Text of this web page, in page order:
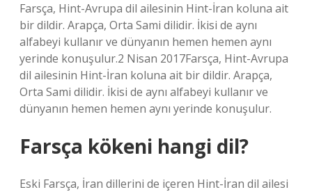
Farsça, Hint-Avrupa dil ailesinin Hint-İran koluna ait
bir dildir. Arapça, Orta Sami dilidir. İkisi de aynı
alfabeyi kullanır ve dünyanın hemen hemen aynı
yerinde konuşulur.2 Nisan 2017Farsça, Hint-Avrupa
dil ailesinin Hint-İran koluna ait bir dildir. Arapça,
Orta Sami dilidir. İkisi de aynı alfabeyi kullanır ve
dünyanın hemen hemen aynı yerinde konuşulur.
Farsça kökeni hangi dil?
Eski Farsça, İran dillerini de içeren Hint-İran dil ailesi